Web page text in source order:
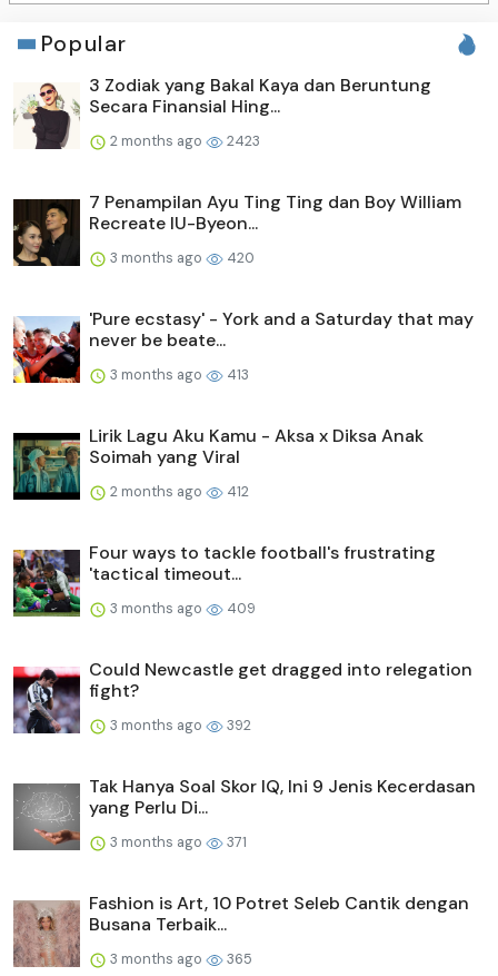
Popular
3 Zodiak yang Bakal Kaya dan Beruntung
Secara Finansial Hing...
2 months ago 2423
7 Penampilan Ayu Ting Ting dan Boy William
Recreate IU-Byeon...
3 months ago 420
'Pure ecstasy' - York and a Saturday that may
never be beate...
3 months ago 413
Lirik Lagu Aku Kamu - Aksa x Diksa Anak
Soimah yang Viral
2 months ago 412
Four ways to tackle football's frustrating
'tactical timeout...
3 months ago 409
Could Newcastle get dragged into relegation
fight?
3 months ago 392
Tak Hanya Soal Skor IQ, Ini 9 Jenis Kecerdasan
yang Perlu Di...
3 months ago 371
Fashion is Art, 10 Potret Seleb Cantik dengan
Busana Terbaik...
3 months ago 365